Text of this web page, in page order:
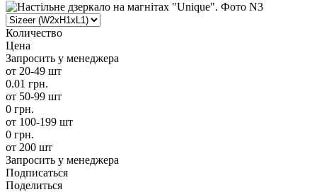
Количество
Цена
Запросить у менеджера
от 20-49 шт
0.01 грн.
от 50-99 шт
0 грн.
от 100-199 шт
0 грн.
от 200 шт
Запросить у менеджера
Подписаться
Поделиться